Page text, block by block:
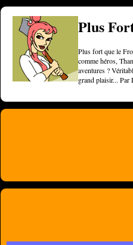
Plus
Plus fort que le
comme héros,
aventures ?
grand plaisir... Par